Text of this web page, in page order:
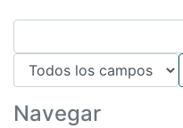
Navegar